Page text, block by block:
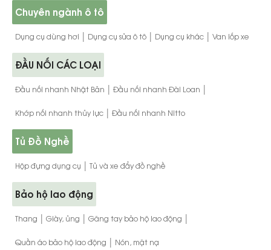
Chuyên ngành ô tô
Dụng cụ dùng hơi | Dụng cụ sửa ô tô | Dụng cụ khác | Van lốp xe
ĐẦU NỐI CÁC LOẠI
Đầu nối nhanh Nhật Bản | Đầu nối nhanh Đài Loan |
Khớp nối nhanh thủy lực | Đầu nối nhanh Nitto
Tủ Đồ Nghề
Hộp đựng dụng cụ | Tủ và xe đẩy đồ nghề
Bảo hộ lao động
Thang | Giày, ủng | Găng tay bảo hộ lao động |
Quần áo bảo hộ lao động | Nón, mặt nạ